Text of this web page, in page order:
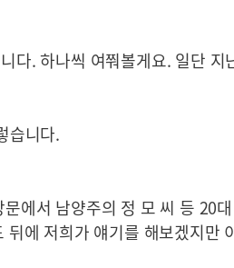
다. 하나씩 여쭤볼게요. 일단 지
습니다.
에서 남양주의 정 모 씨 등 20
뒤에 저희가 얘기를 해보겠지만